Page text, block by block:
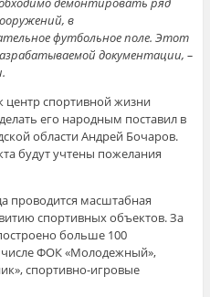
в
футбольное поле. Этот
документации, –
центр спортивной жизни
его народным поставил в
области Андрей Бочаров.
будут учтены пожелания
проводится масштабная
спортивных объектов. За
больше 100
ФОК «Молодежный»,
спортивно-игровые